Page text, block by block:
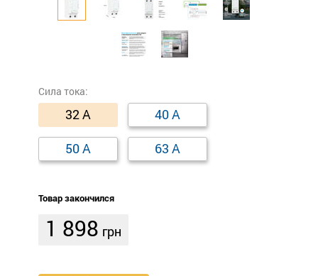
Сила тока:
32 А
40 А
50 А
63 А
Товар закончился
1 898 грн